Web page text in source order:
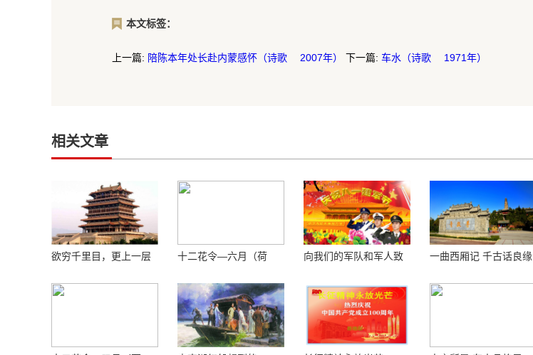
本文标签：
上一篇: 陪陈本年处长赴内蒙感怀（诗歌 2007年） 下一篇: 车水（诗歌 1971年）
相关文章
欲穷千里目，更上一层
十二花令—六月（荷
向我们的军队和军人致
一曲西厢记 千古话良缘